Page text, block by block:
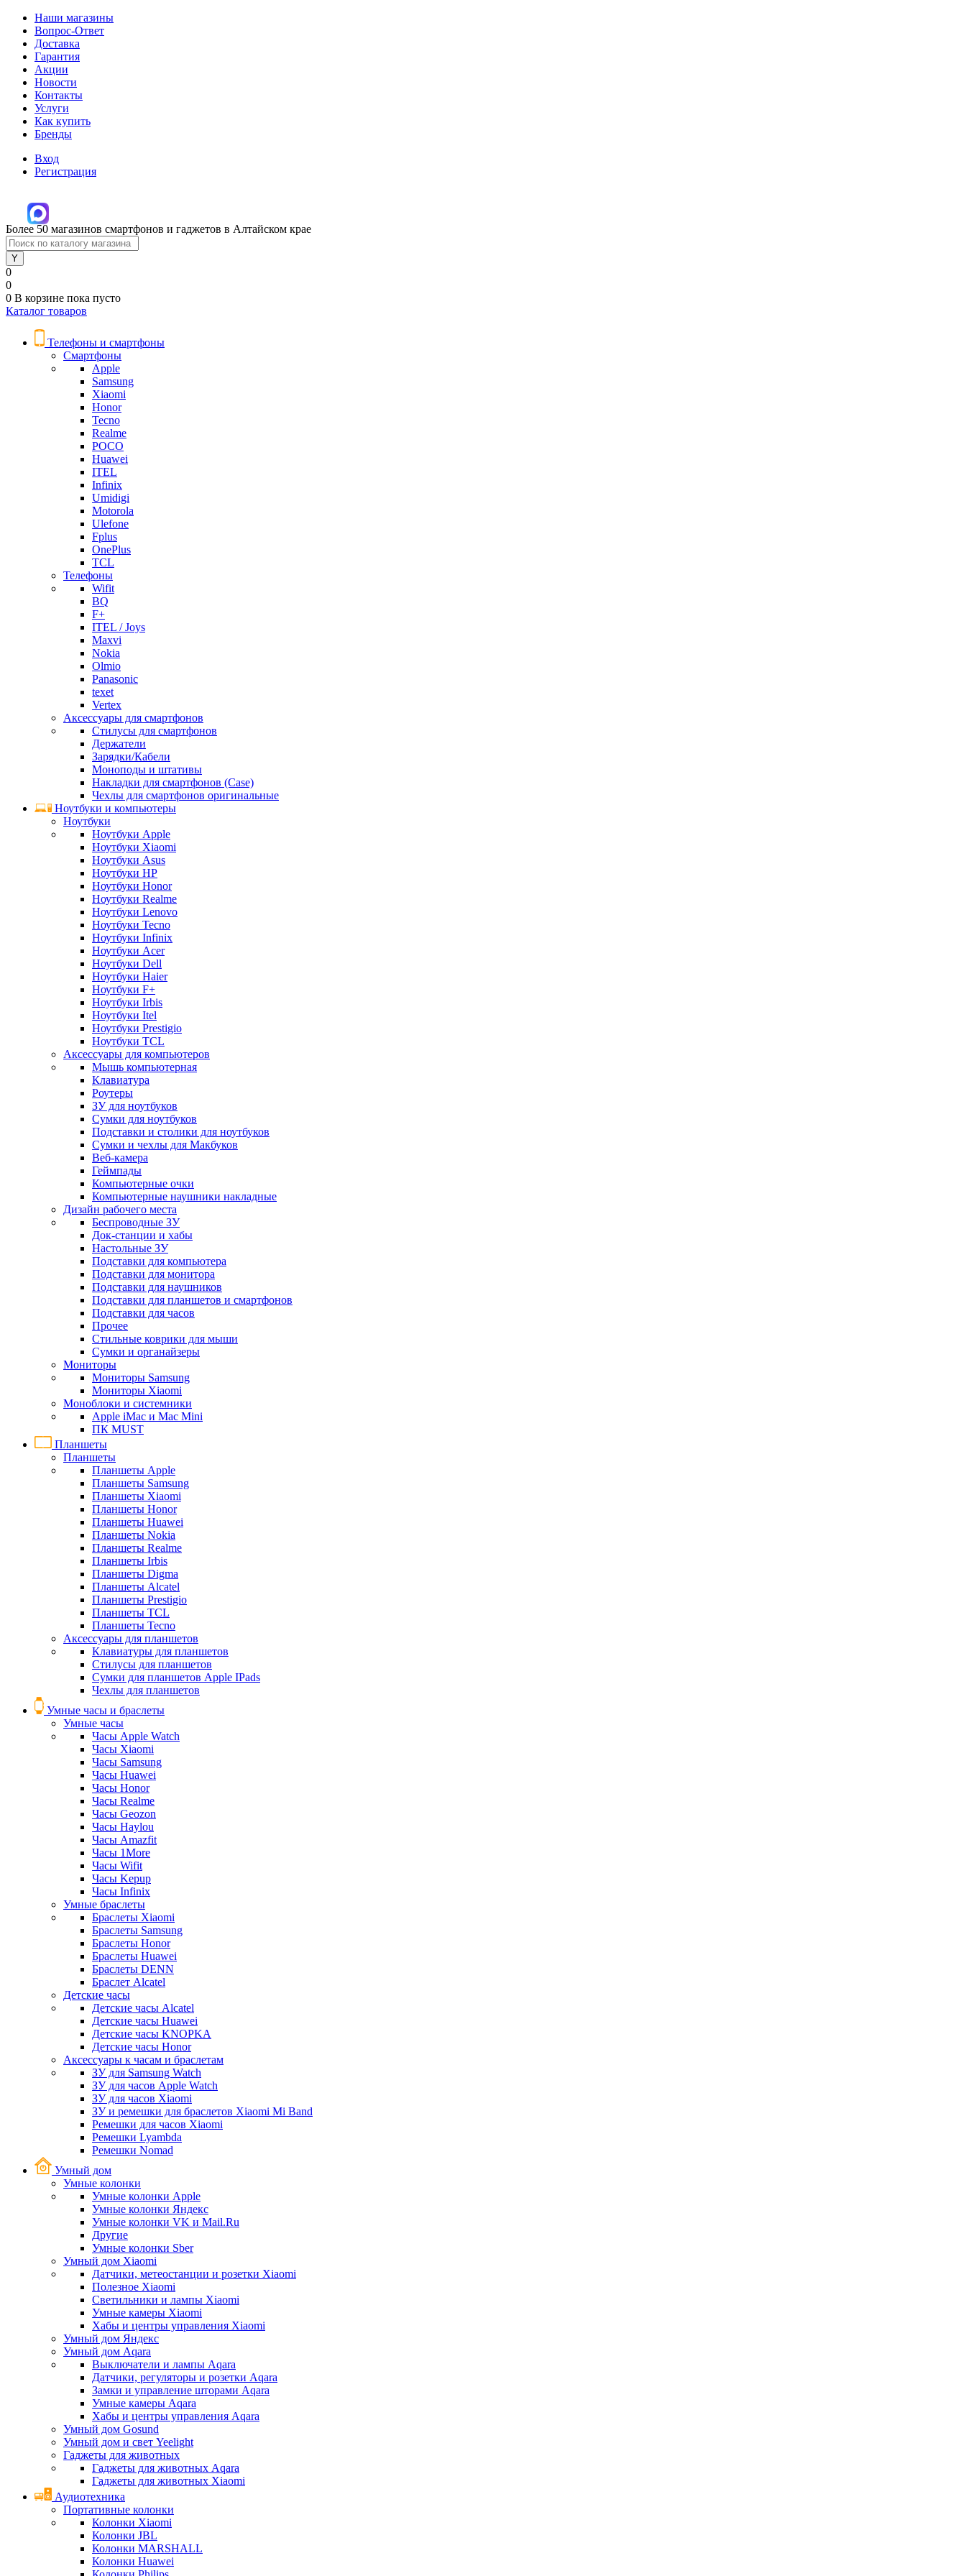
Наши магазины
Вопрос-Ответ
Доставка
Гарантия
Акции
Новости
Контакты
Услуги
Как купить
Бренды
Вход
Регистрация
Более 50 магазинов смартфонов и гаджетов в Алтайском крае
0
0
0 В корзине пока пусто
Каталог товаров
Телефоны и смартфоны
Смартфоны
Apple
Samsung
Xiaomi
Honor
Tecno
Realme
POCO
Huawei
ITEL
Infinix
Umidigi
Motorola
Ulefone
Fplus
OnePlus
TCL
Телефоны
Wifit
BQ
F+
ITEL / Joys
Maxvi
Nokia
Olmio
Panasonic
texet
Vertex
Аксессуары для смартфонов
Стилусы для смартфонов
Держатели
Зарядки/Кабели
Моноподы и штативы
Накладки для смартфонов (Case)
Чехлы для смартфонов оригинальные
Ноутбуки и компьютеры
Ноутбуки
Ноутбуки Apple
Ноутбуки Xiaomi
Ноутбуки Asus
Ноутбуки HP
Ноутбуки Honor
Ноутбуки Realme
Ноутбуки Lenovo
Ноутбуки Tecno
Ноутбуки Infinix
Ноутбуки Acer
Ноутбуки Dell
Ноутбуки Haier
Ноутбуки F+
Ноутбуки Irbis
Ноутбуки Itel
Ноутбуки Prestigio
Ноутбуки TCL
Аксессуары для компьютеров
Мышь компьютерная
Клавиатура
Роутеры
ЗУ для ноутбуков
Сумки для ноутбуков
Подставки и столики для ноутбуков
Сумки и чехлы для Макбуков
Веб-камера
Геймпады
Компьютерные очки
Компьютерные наушники накладные
Дизайн рабочего места
Беспроводные ЗУ
Док-станции и хабы
Настольные ЗУ
Подставки для компьютера
Подставки для монитора
Подставки для наушников
Подставки для планшетов и смартфонов
Подставки для часов
Прочее
Стильные коврики для мыши
Сумки и органайзеры
Мониторы
Мониторы Samsung
Мониторы Xiaomi
Моноблоки и системники
Apple iMac и Mac Mini
ПК MUST
Планшеты
Планшеты
Планшеты Apple
Планшеты Samsung
Планшеты Xiaomi
Планшеты Honor
Планшеты Huawei
Планшеты Nokia
Планшеты Realme
Планшеты Irbis
Планшеты Digma
Планшеты Alcatel
Планшеты Prestigio
Планшеты TCL
Планшеты Tecno
Аксессуары для планшетов
Клавиатуры для планшетов
Стилусы для планшетов
Сумки для планшетов Apple IPads
Чехлы для планшетов
Умные часы и браслеты
Умные часы
Часы Apple Watch
Часы Xiaomi
Часы Samsung
Часы Huawei
Часы Honor
Часы Realme
Часы Geozon
Часы Haylou
Часы Amazfit
Часы 1More
Часы Wifit
Часы Kepup
Часы Infinix
Умные браслеты
Браслеты Xiaomi
Браслеты Samsung
Браслеты Honor
Браслеты Huawei
Браслеты DENN
Браслет Alcatel
Детские часы
Детские часы Alcatel
Детские часы Huawei
Детские часы KNOPKA
Детские часы Honor
Аксессуары к часам и браслетам
ЗУ для Samsung Watch
ЗУ для часов Apple Watch
ЗУ для часов Xiaomi
ЗУ и ремешки для браслетов Xiaomi Mi Band
Ремешки для часов Xiaomi
Ремешки Lyambda
Ремешки Nomad
Умный дом
Умные колонки
Умные колонки Apple
Умные колонки Яндекс
Умные колонки VK и Mail.Ru
Другие
Умные колонки Sber
Умный дом Xiaomi
Датчики, метеостанции и розетки Xiaomi
Полезное Xiaomi
Светильники и лампы Xiaomi
Умные камеры Xiaomi
Хабы и центры управления Xiaomi
Умный дом Яндекс
Умный дом Aqara
Выключатели и лампы Aqara
Датчики, регуляторы и розетки Aqara
Замки и управление шторами Aqara
Умные камеры Aqara
Хабы и центры управления Aqara
Умный дом Gosund
Умный дом и свет Yeelight
Гаджеты для животных
Гаджеты для животных Aqara
Гаджеты для животных Xiaomi
Аудиотехника
Портативные колонки
Колонки Xiaomi
Колонки JBL
Колонки MARSHALL
Колонки Huawei